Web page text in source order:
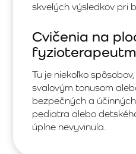
skvelých výsledkov pri
Cvičenia na
Tu je niekoľko
svalovým tonusom
bezpečných a
pediatra alebo
úplne nevyvinula.